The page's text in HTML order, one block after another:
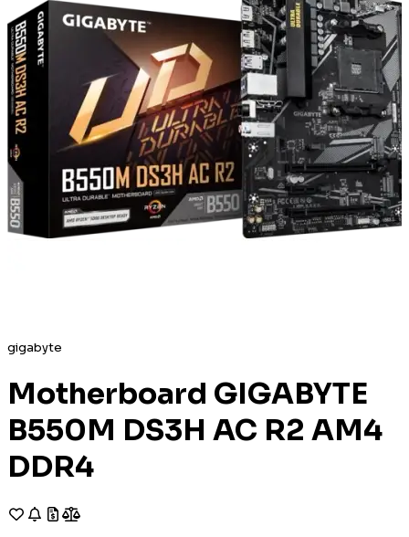
gigabyte
Motherboard GIGABYTE
B550M DS3H AC R2 AM4
DDR4